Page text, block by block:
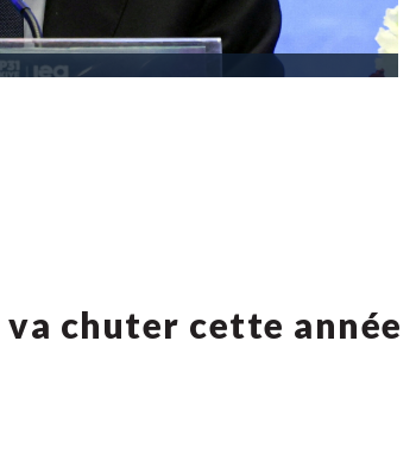
chuter cette année